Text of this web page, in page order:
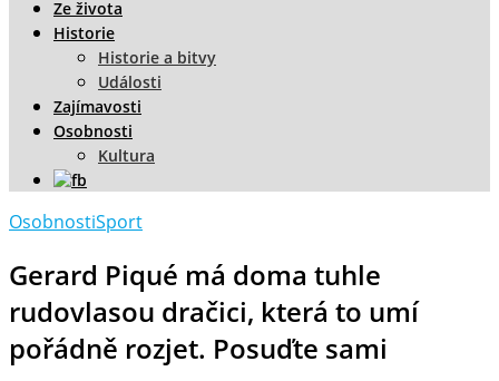
Ze života
Historie
Historie a bitvy
Události
Zajímavosti
Osobnosti
Kultura
OsobnostiSport
Gerard Piqué má doma tuhle
rudovlasou dračici, která to umí
pořádně rozjet. Posuďte sami